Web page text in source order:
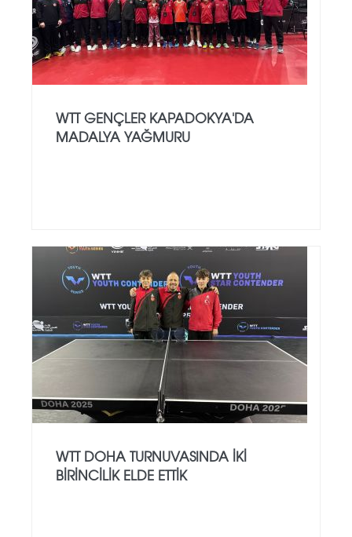
WTT GENÇLER KAPADOKYA'DA
MADALYA YAĞMURU
WTT DOHA TURNUVASINDA İKİ
BİRİNCİLİK ELDE ETTİK